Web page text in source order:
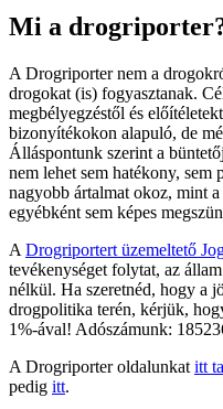
Mi a
A Drogriporter nem a
drogokat (is) fogyasztanak.
megbélyegzéstől és
bizonyítékokon alapuló, de
Álláspontunk szerint a
nem lehet sem hatékony, sem
nagyobb ártalmat okoz, mint
egyébként sem képes
A Drogriportert üzemeltető
tevékenységet folytat, az
nélkül. Ha szeretnéd, hogy a
drogpolitika terén, kérjük,
1%-ával! Adószámunk:
A Drogriporter oldalunkat itt
pedig itt.